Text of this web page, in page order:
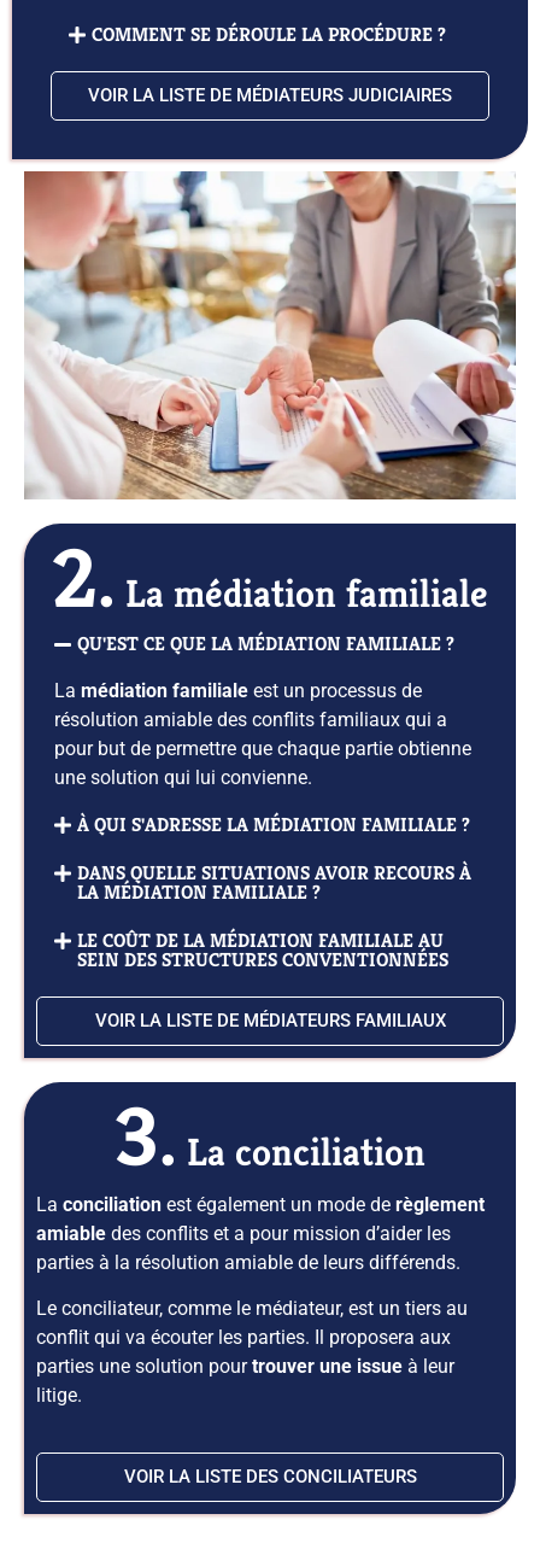
COMMENT SE DÉROULE LA PROCÉDURE ?
VOIR LA LISTE DE MÉDIATEURS JUDICIAIRES
2. La médiation familiale
QU'EST CE QUE LA MÉDIATION FAMILIALE ?
La médiation familiale est un processus de
résolution amiable des conflits familiaux qui a
pour but de permettre que chaque partie obtienne
une solution qui lui convienne.
À QUI S'ADRESSE LA MÉDIATION FAMILIALE ?
DANS QUELLE SITUATIONS AVOIR RECOURS À
LA MÉDIATION FAMILIALE ?
LE COÛT DE LA MÉDIATION FAMILIALE AU
SEIN DES STRUCTURES CONVENTIONNÉES
VOIR LA LISTE DE MÉDIATEURS FAMILIAUX
3. La conciliation
La conciliation est également un mode de règlement
amiable des conflits et a pour mission d’aider les
parties à la résolution amiable de leurs différends.
Le conciliateur, comme le médiateur, est un tiers au
conflit qui va écouter les parties. Il proposera aux
parties une solution pourtrouver une issue à leur
litige.
VOIR LA LISTE DES CONCILIATEURS